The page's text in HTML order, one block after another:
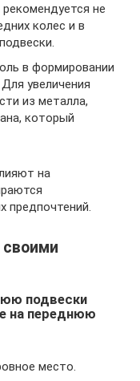
не
колес и в
в формировании
увеличения
из металла,
который
на
предпочтений.
своими
подвески
на переднюю
место.